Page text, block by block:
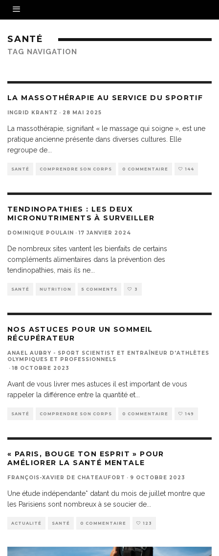
SANTÉ
TAG NAVIGATION
LA MASSOTHÉRAPIE AU SERVICE DU SPORTIF
INGRID KRANTZ · 28 MAI 2025
La massothérapie, signifiant « le massage qui soigne », est une
pratique ancienne présente dans diverses cultures. Elle
regroupe de
SANTÉ COMPRENDRE SON CORPS 0 COMMENTAIRE 144
TENDINOPATHIES : LES DEUX
MICRONUTRIMENTS À SURVEILLER
DOMINIQUE POULAIN · 17 JANVIER 2024
De nombreux sites vantent les bienfaits de certains
compléments alimentaires dans la prévention des
tendinopathies, mais ils ne
SANTÉ NUTRITION 5 COMMENTS 3
NOS ASTUCES POUR UN SOMMEIL
RÉCUPÉRATEUR
ANAEL AUBRY - SPORT SCIENTIST ET ENTRAÎNEUR D'ATHLÈTES
OLYMPIQUES ET PROFESSIONNELS
· 18 OCTOBRE 2023
Avant de vous livrer mes astuces il est important de vous
rappeler la différence entre la quantité et
SANTÉ COMPRENDRE SON CORPS 0 COMMENTAIRE 149
« PARIS, BOUGE TON ESPRIT » POUR
AMÉLIORER LA SANTÉ MENTALE
FRANÇOIS-XAVIER DE CHATEAUFORT · 9 OCTOBRE 2023
Une étude indépendante* datant du mois de juillet montre que
les Parisiens sont nombreux à se soucier de
ACTUALITÉ SANTÉ 0 COMMENTAIRE 123